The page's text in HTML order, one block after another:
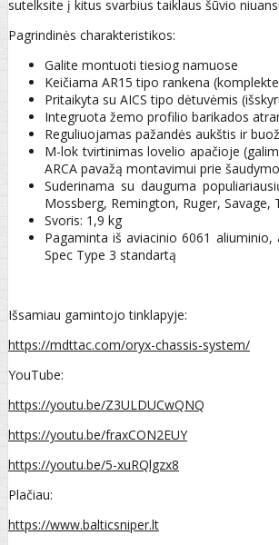
sutelksite į kitus svarbius taiklaus šūvio
Pagrindinės charakteristikos:
Galite montuoti tiesiog namuose
Keičiama AR15 tipo rankena
Pritaikyta su AICS tipo dėtuvėmis
Integruota žemo profilio barikados
Reguliuojamas pažandės aukštis ir
M-lok tvirtinimas lovelio apačioje
ARCA pavažą montavimui prie
Suderinama su dauguma
Mossberg, Remington, Ruger, Savage,
Svoris: 1,9 kg
Pagaminta iš aviacinio 6061
Spec Type 3 standartą
Išsamiau gamintojo tinklapyje:
https://mdttac.com/oryx-chassis-system/
YouTube:
https://youtu.be/Z3ULDUCwQNQ
https://youtu.be/fraxCON2EUY
https://youtu.be/5-xuRQlgzx8
Plačiau:
https://www.balticsniper.lt